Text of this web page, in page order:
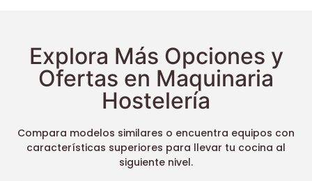
Explora Más Opciones y
Ofertas en Maquinaria
Hostelería
Compara modelos similares o encuentra equipos con
características superiores para llevar tu cocina al
siguiente nivel.